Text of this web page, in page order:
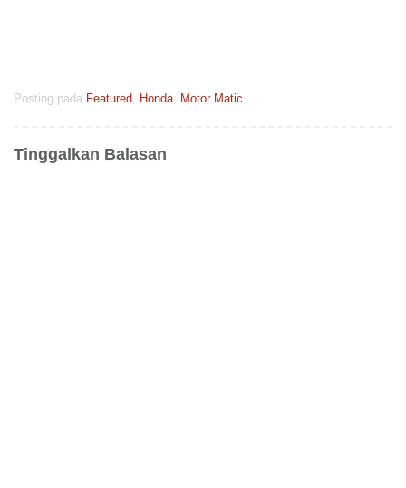
Posting pada Featured Honda Motor Matic
Tinggalkan Balasan